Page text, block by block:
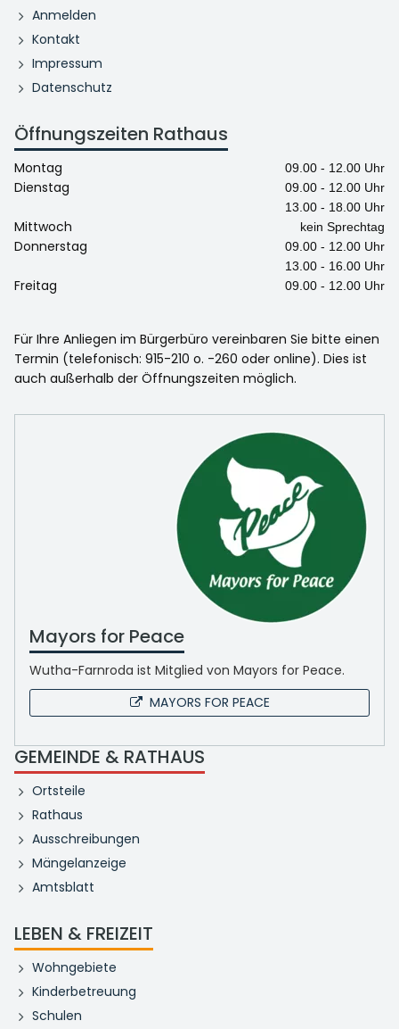
Anmelden
Kontakt
Impressum
Datenschutz
Öffnungszeiten Rathaus
Montag 09.00 - 12.00 Uhr
Dienstag
09.00 - 12.00 Uhr
13.00 - 18.00 Uhr
Mittwoch kein Sprechtag
Donnerstag
09.00 - 12.00 Uhr
13.00 - 16.00 Uhr
Freitag 09.00 - 12.00 Uhr
Für Ihre Anliegen im Bürgerbüro vereinbaren Sie bitte einen
Termin (telefonisch: 915-210 o. -260 oder online). Dies ist
auch außerhalb der Öffnungszeiten möglich.
Mayors for Peace
Wutha-Farnroda ist Mitglied von Mayors for Peace.
MAYORS FOR PEACE
GEMEINDE & RATHAUS
Ortsteile
Rathaus
Ausschreibungen
Mängelanzeige
Amtsblatt
LEBEN & FREIZEIT
Wohngebiete
Kinderbetreuung
Schulen